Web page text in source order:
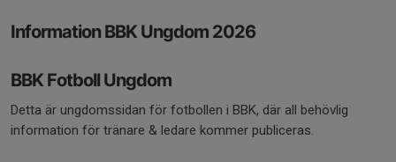
Information BBK Ungdom 2026
BBK Fotboll Ungdom
Detta är ungdomssidan för fotbollen i BBK, där all behövlig
information för tränare & ledare kommer publiceras.